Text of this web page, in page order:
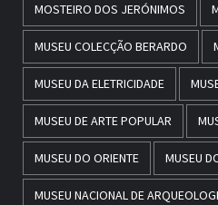
MOSTEIRO DOS JERÓNIMOS
MUSEU COLECÇÃO BERARDO
MUSEU DA ELETRICIDADE
MUSEU DE ARTE POPULAR
MUSEU DO ORIENTE MUSEU
MUSEU NACIONAL DE